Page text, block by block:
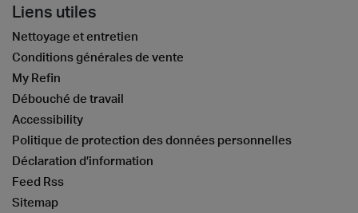
Liens utiles
Nettoyage et entretien
Conditions générales de vente
My Refin
Débouché de travail
Accessibility
Politique de protection des données personnelles
Déclaration d’information
Feed Rss
Sitemap